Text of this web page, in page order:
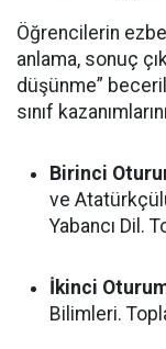
Öğrencilerin
anlama, sonuç
düşünme”
sınıf
Birinci
ve
Yabancı Dil.
İkinci
Bilimleri.